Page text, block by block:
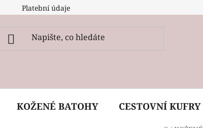
Platební údaje
KOŽENÉ BATOHY CESTOVNÍ KUFRY